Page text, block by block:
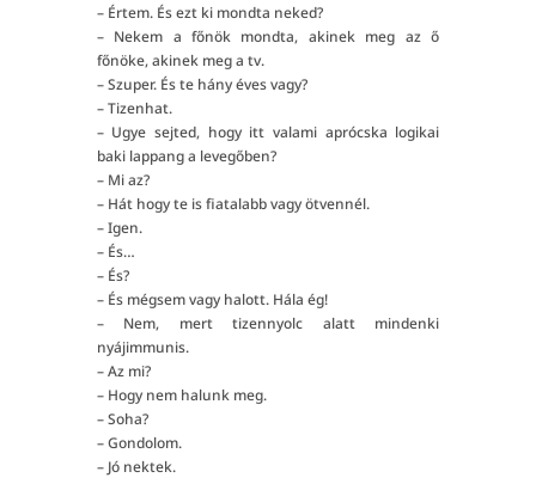
– Értem. És ezt ki mondta neked?
– Nekem a főnök mondta, akinek meg az ő
főnöke, akinek meg a tv.
– Szuper. És te hány éves vagy?
– Tizenhat.
– Ugye sejted, hogy itt valami aprócska logikai
baki lappang a levegőben?
– Mi az?
– Hát hogy te is fiatalabb vagy ötvennél.
– Igen.
– És…
– És?
– És mégsem vagy halott. Hála ég!
– Nem, mert tizennyolc alatt mindenki
nyájimmunis.
– Az mi?
– Hogy nem halunk meg.
– Soha?
– Gondolom.
– Jó nektek.